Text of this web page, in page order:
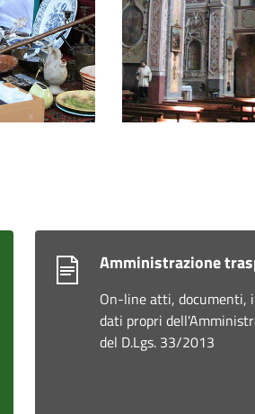
Amministrazione
On-line atti, documenti,
dati propri
del D.Lgs. 33/2013